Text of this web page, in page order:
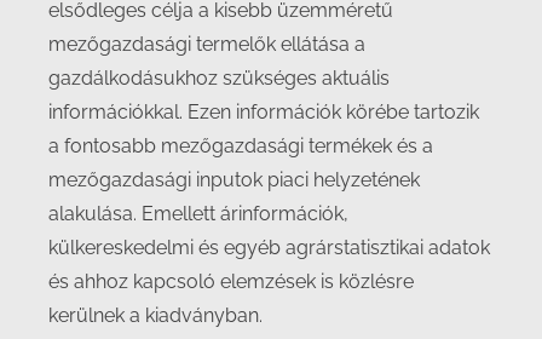
elsődleges célja a kisebb üzemméretű
mezőgazdasági termelők ellátása a
gazdálkodásukhoz szükséges aktuális
információkkal. Ezen információk körébe tartozik
a fontosabb mezőgazdasági termékek és a
mezőgazdasági inputok piaci helyzetének
alakulása. Emellett árinformációk,
külkereskedelmi és egyéb agrárstatisztikai adatok
és ahhoz kapcsoló elemzések is közlésre
kerülnek a kiadványban.